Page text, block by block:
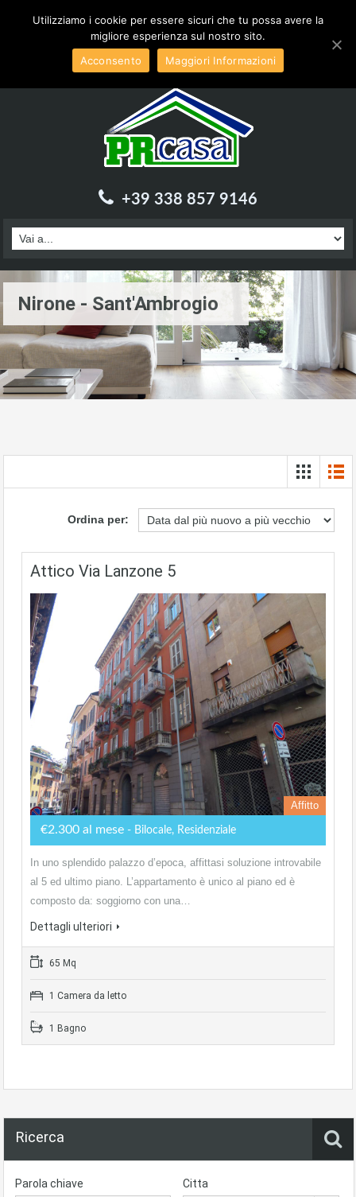
Inviaci una email a : info@prcasa.it
+39 338 857 9146
Nirone - Sant'Ambrogio
Ordina per:
Attico Via Lanzone 5
Affitto
€2.300 al mese - Bilocale, Residenziale
In uno splendido palazzo d’epoca, affittasi soluzione introvabile
al 5 ed ultimo piano. L’appartamento è unico al piano ed è
composto da: soggiorno con una…
Dettagli ulteriori
65 Mq
1 Camera da letto
1 Bagno
Ricerca
Parola chiave Citta
Utilizziamo i cookie per essere sicuri che tu possa avere la
migliore esperienza sul nostro sito.
Acconsento
Maggiori Informazioni